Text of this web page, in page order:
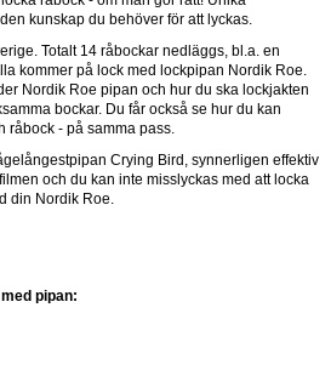
kunskap du behöver för att lyckas.
Totalt 14 råbockar nedläggs, bl.a. en
kommer på lock med lockpipan Nordik Roe.
Nordik Roe pipan och hur du ska lockjakten
bockar. Du får också se hur du kan
råbock - på samma pass.
Crying Bird, synnerligen effektiv
och du kan inte misslyckas med att locka
din Nordik Roe.
pipan: